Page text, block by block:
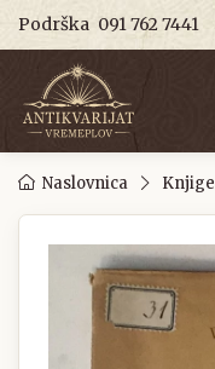
Podrška 091 762 7441
Naslovnica Knjige